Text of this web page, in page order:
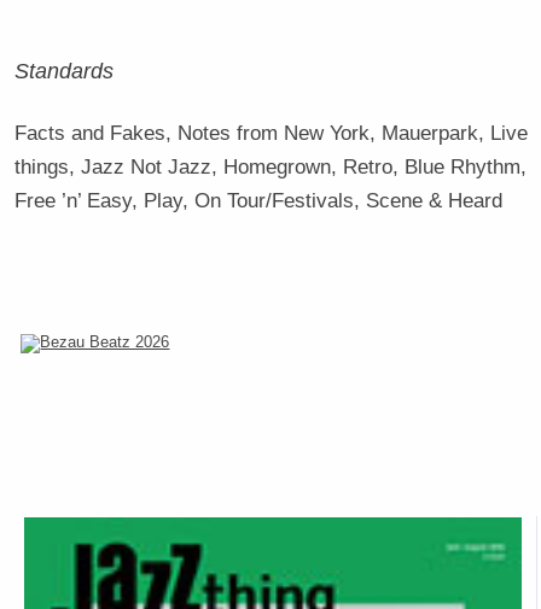
Standards
Facts and Fakes, Notes from New York, Mauerpark, Live
things, Jazz Not Jazz, Homegrown, Retro, Blue Rhythm,
Free ’n’ Easy, Play, On Tour/Festivals, Scene & Heard